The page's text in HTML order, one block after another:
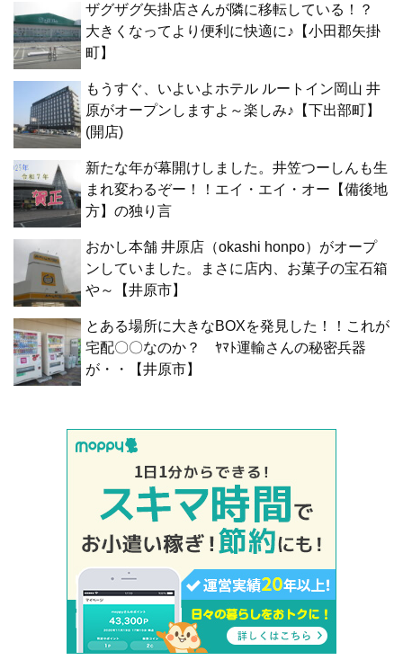
ザグザグ矢掛店さんが隣に移転している！？
大きくなってより便利に快適に♪【小田郡矢掛
町】
もうすぐ、いよいよホテル ルートイン岡山 井
原がオープンしますよ～楽しみ♪【下出部町】
(開店)
新たな年が幕開けしました。井笠つーしんも生
まれ変わるぞー！！エイ・エイ・オー【備後地
方】の独り言
おかし本舗 井原店（okashi honpo）がオープ
ンしていました。まさに店内、お菓子の宝石箱
や～【井原市】
とある場所に大きなBOXを発見した！！これが
宅配〇〇なのか？ ﾔﾏﾄ運輸さんの秘密兵器
が・・【井原市】